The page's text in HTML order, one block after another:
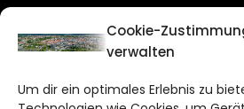
Cookie-
verwalten
Um dir ein optimales Erlebnis zu
CITYLIFE!
Bruchtorwall 12